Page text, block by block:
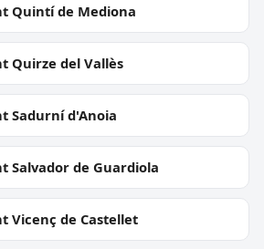
Quintí de Mediona
Quirze del Vallès
Sadurní d'Anoia
Salvador de Guardiola
Vicenç de Castellet